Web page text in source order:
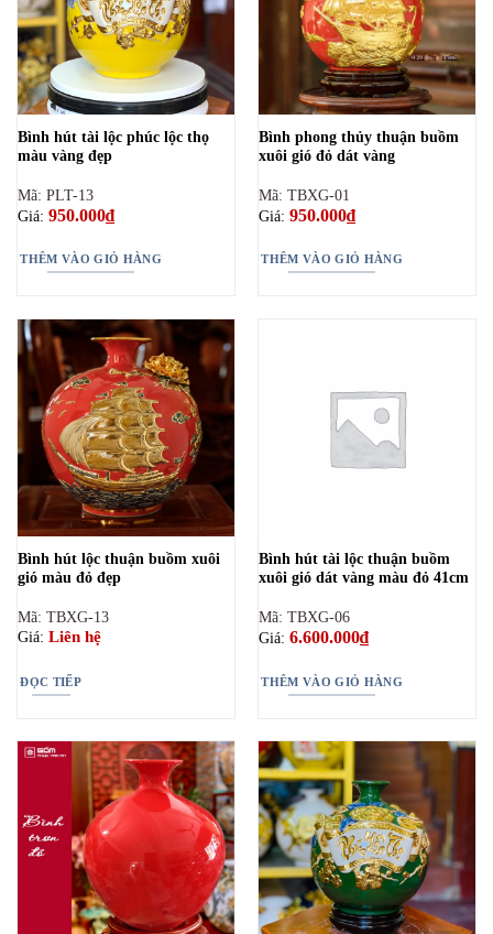
Bình hút tài lộc phúc lộc thọ
màu vàng đẹp
Mã: PLT-13
Giá: 950.000₫
THÊM VÀO GIỎ HÀNG
Bình phong thủy thuận buồm
xuôi gió đỏ dát vàng
Mã: TBXG-01
Giá: 950.000₫
THÊM VÀO GIỎ HÀNG
Bình hút lộc thuận buồm xuôi
gió màu đỏ đẹp
Mã: TBXG-13
Giá: Liên hệ
ĐỌC TIẾP
Bình hút tài lộc thuận buồm
xuôi gió dát vàng màu đỏ 41cm
Mã: TBXG-06
Giá: 6.600.000₫
THÊM VÀO GIỎ HÀNG